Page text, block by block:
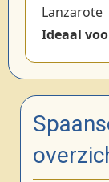
Lanzarote
Ideaal